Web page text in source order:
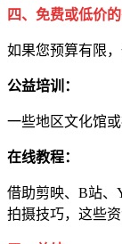
四、免费或低价
如果您预算有限
公益培训：
一些地区文化馆
在线教程：
借助剪映、B站、
拍摄技巧，这些资